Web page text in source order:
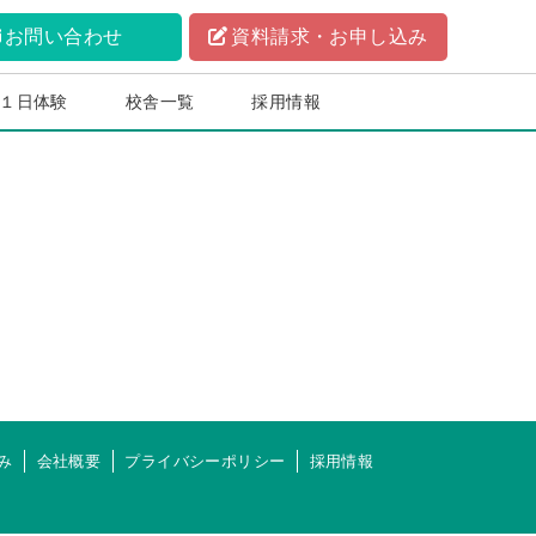
お問い合わせ 資料請求・お申し込み
日体験 校舎一覧 採用情報
会社概要 プライバシーポリシー 採用情報